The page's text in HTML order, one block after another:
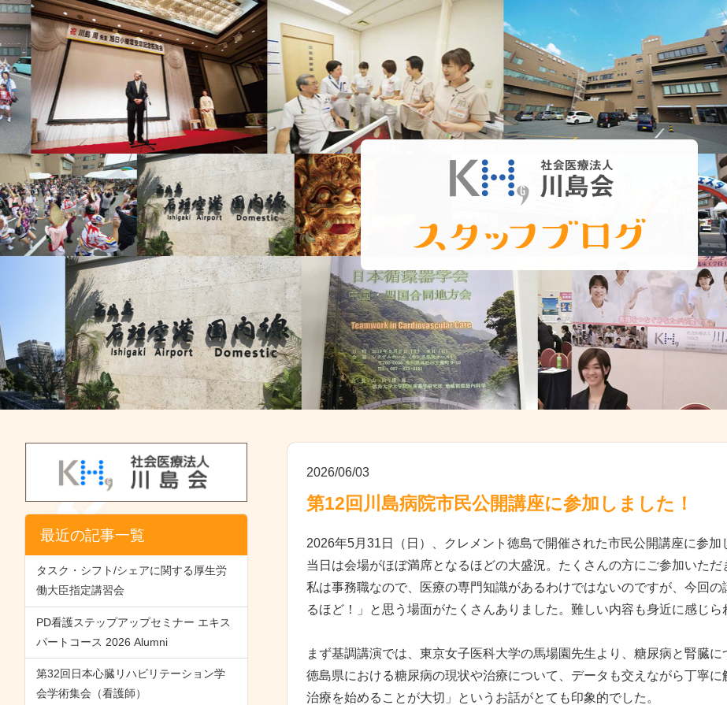
最近の記事一覧
タスク・シフト/シェアに関する厚生労
働大臣指定講習会
PD看護ステップアップセミナー エキス
パートコース 2026 Alumni
第32回日本心臓リハビリテーション学
会学術集会（看護師）
2026/06/03
第12回川島病院市民公開講座に参加しました！
2026年5月31日（日）、クレメント徳島で開催された市民公開講座に参加
当日は会場がほぼ満席となるほどの大盛況。たくさんの方にご参加いただ
私は事務職なので、医療の専門知識があるわけではないのですが、今回
るほど！」と思う場面がたくさんありました。難しい内容も身近に感じら
まず基調講演では、東京女子医科大学の馬場園先生より、糖尿病と腎臓に
徳島県における糖尿病の現状や治療について、データも交えながら丁寧
治療を始めることが大切」というお話がとても印象的でした。